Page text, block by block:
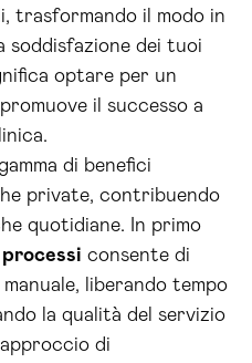
trasformando il modo in
soddisfazione dei tuoi
optare per un
il successo a
di benefici
private, contribuendo
quotidiane. In primo
consente di
liberando tempo
la qualità del servizio
di